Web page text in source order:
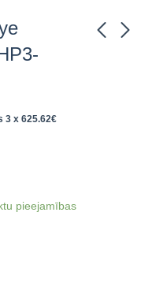
6K-SG01HP3-EU-AM2
1,819.96€
12K-SG01HP3-EU-
2,275.28
3 x 625.62€
pieejamības